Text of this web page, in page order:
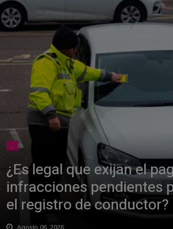
.
¿Es legal que exijan el
infracciones pendientes
el registro de conductor?
Agosto 06, 2026